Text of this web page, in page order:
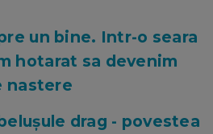
un bine. Intr-o seara
hotarat sa devenim
nastere
drag - povestea